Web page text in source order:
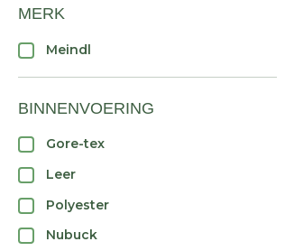
MERK
Meindl
BINNENVOERING
Gore-tex
Leer
Polyester
Nubuck